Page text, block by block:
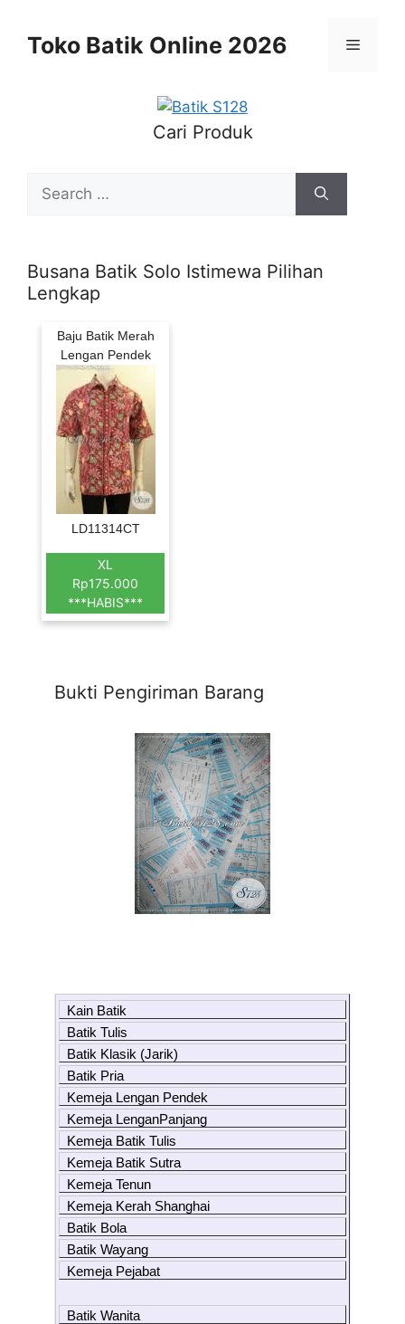
contentToko Batik Online 2026 Menu
Cari Produk
for:
Busana Batik Solo Istimewa Pilihan
Lengkap
Baju Batik Merah
Lengan Pendek
LD11314CT
XL
Rp175.000
***HABIS***
Bukti Pengiriman Barang
Kain Batik
Batik Tulis
Batik Klasik (Jarik)
Batik Pria
Kemeja Lengan Pendek
Kemeja LenganPanjang
Kemeja Batik Tulis
Kemeja Batik Sutra
Kemeja Tenun
Kemeja Kerah Shanghai
Batik Bola
Batik Wayang
Kemeja Pejabat
Batik Wanita